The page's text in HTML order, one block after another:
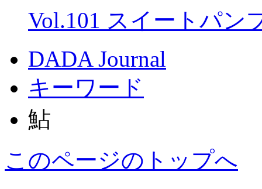
Vol.101 スイートパン
DADA Journal
キーワード
鮎
このページのトップへ